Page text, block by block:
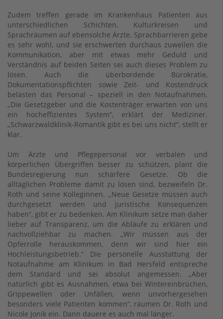
Zudem treffen gerade im Krankenhaus Patienten aus
unterschiedlichen Schichten, Kulturkreisen und
Sprachräumen auf ebensolche Ärzte. Sprachbarrieren gebe
es sehr wohl, und sie erschwerten durchaus zuweilen die
Kommunikation, aber mit etwas mehr Geduld und
Verständnis auf beiden Seiten sei auch dieses Problem zu
lösen. Auch die überbordende Bürokratie,
Dokumentationspflichten sowie Zeit- und Kostendruck
belasten das Personal – speziell in den Notaufnahmen.
„Die Gesetzgeber und die Kostenträger erwarten von uns
ein hocheffizientes System“, erklärt der Mediziner.
„Schwarzwaldklinik-Romantik gibt es bei uns nicht“, stellt er
klar.
Um Ärzte und Pflegepersonal vor verbalen und
körperlichen Übergriffen besser zu schützen, plant die
Bundesregierung nun schärfere Gesetze. Ob die
alltäglichen Probleme damit zu lösen sind, bezweifeln Dr.
Roth und seine Kolleginnen. „Neue Gesetze müssen auch
durchgesetzt werden und juristische Konsequenzen
haben“, gibt er zu bedenken. Am Klinikum setze man daher
lieber auf Transparenz, um die Abläufe zu erklären und
nachvollziehbar zu machen. „Wir müssen aus der
Opferrolle herauskommen, denn wir sind hier ein
Hochleistungsbetrieb.“ Die personelle Ausstattung der
Notaufnahme am Klinikum in Bad Hersfeld entspreche
dem Standard und sei absolut angemessen. „Aber
natürlich gibt es Ausnahmen, etwa bei Wintereinbrüchen,
Grippewellen oder Unfällen, wenn unvorhergesehen
besonders viele Patienten kommen“, räumen Dr. Roth und
Nicole Jonik ein. Dann dauere es auch mal länger.